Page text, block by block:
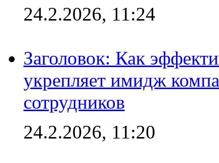
24.2.2026, 11:24
Заголовок: Как
укрепляет имидж
сотрудников
24.2.2026, 11:20